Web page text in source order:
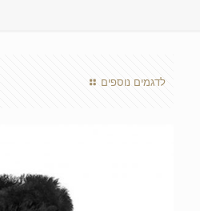
לדגמים נוספים